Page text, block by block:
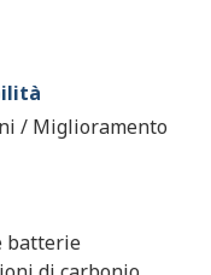
/ Miglioramento
batterie